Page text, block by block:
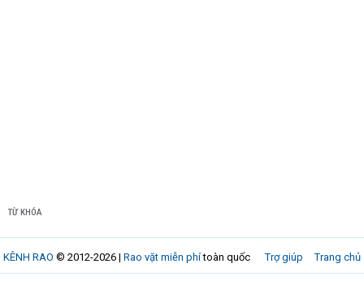
TỪ KHÓA
Trợ giúp Trang chủ
KÊNH RAO © 2012-2026 | Rao vặt miễn phítoàn quốc